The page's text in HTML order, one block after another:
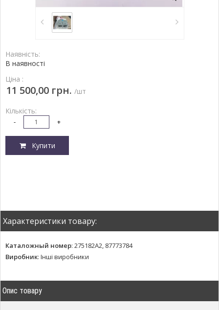
Наявність:
В наявності
Ціна :
11 500,00 грн. /шт
Кількість:
- +
Купити
Характеристики товару:
Каталожный номер: 275182A2, 87773784
Виробник: Інші виробники
Опис товару